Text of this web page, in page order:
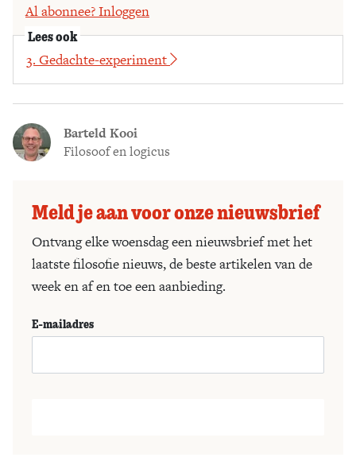
Al abonnee? Inloggen
Lees ook
3. Gedachte-experiment
Barteld Kooi
Filosoof en logicus
Meld je aan voor onze nieuwsbrief
Ontvang elke woensdag een nieuwsbrief met het
laatste filosofie nieuws, de beste artikelen van de
week en af en toe een aanbieding.
E-mailadres